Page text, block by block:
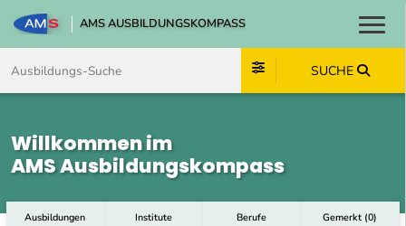
AMS AUSBILDUNGSKOMPASS
SUCHE
Willkommen im
AMS Ausbildungskompass
Ausbildungen Institute Berufe Gemerkt (0)